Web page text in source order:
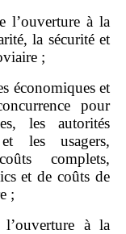
l’ouverture à la
la sécurité et
;
économiques et
pour
les autorités
les usagers,
complets,
et de coûts de
;
à la